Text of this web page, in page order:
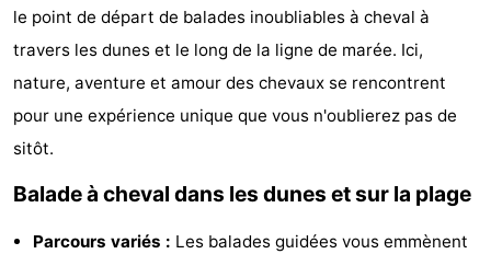
Voir
et
faire
Lieux
d'intérêt
-
Musées
-
Points
Attractions
le point de départ de balades inoubliables à cheval à
travers les dunes et le long de la ligne de marée. Ici,
nature, aventure et amour des chevaux se rencontrent
pour une expérience unique que vous n'oublierez pas de
sitôt.
Balade à cheval dans les dunes et sur la plage
Parcours variés : Les balades guidées vous emmènent